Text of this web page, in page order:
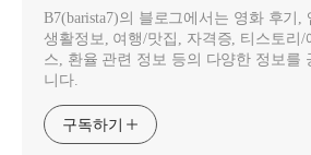
B7(barista7)의 블로그에서는 영화 후기,
생활정보, 여행/맛집, 자격증, 티스토리/
스, 환율 관련 정보 등의 다양한 정보를
니다.
구독하기